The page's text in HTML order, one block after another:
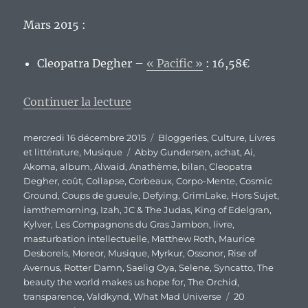
Mars 2015 :
Cleopatra Degher – « Pacific » : 16,58€
Continuer la lecture
Publié
le
mercredi 16 décembre 2015 Catégories
Bloggeries,Culture, Livres
et littérature, Musique Étiquettes
Abby Gundersen,achat,Ai,
Akoma,album,Alwaid,Anathème, bilan,Cleopatra
Degher,coût,Collapse,Corbeaux,Corpo-Mente,Cosmic
Ground,Coups de gueule, Defying,GrimLake, Hors Sujet,
iamthemorning, Izah,JC & The Judas, King of Edelgran,
Kylver, Les Compagnons du Gras Jambon, livre,
masturbation intellectuelle, Matthew Roth, Maurice
Desborels, Moreor, Musique, Myrkur,Ossonor, Rise of
Avernus, Rotter Damn,Saelig Oya,Selene,Syncatto,The
beauty the world makes us hope for,The Orchid,
transparence,Valdkynd,What Mad Universe
20